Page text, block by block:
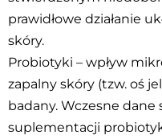
prawidłowe działanie
skóry.
Probiotyki – wpływ
zapalny skóry (tzw. oś
badany. Wczesne dane
suplementacji